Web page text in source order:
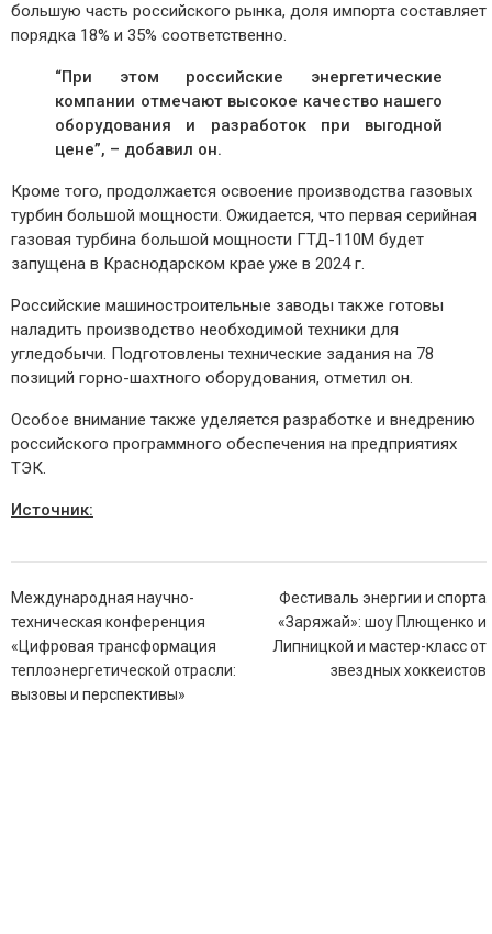
большую часть российского рынка, доля импорта составляет
порядка 18% и 35% соответственно.
“При этом российские энергетические
компании отмечают высокое качество нашего
оборудования и разработок при выгодной
цене”, – добавил он.
Кроме того, продолжается освоение производства газовых
турбин большой мощности. Ожидается, что первая серийная
газовая турбина большой мощности ГТД-110М будет
запущена в Краснодарском крае уже в 2024 г.
Российские машиностроительные заводы также готовы
наладить производство необходимой техники для
угледобычи. Подготовлены технические задания на 78
позиций горно-шахтного оборудования, отметил он.
Особое внимание также уделяется разработке и внедрению
российского программного обеспечения на предприятиях
ТЭК.
Источник:
Навигация
по
записям
Международная научно-
техническая конференция
«Цифровая трансформация
теплоэнергетической отрасли:
вызовы и перспективы»
Фестиваль энергии и спорта
«Заряжай»: шоу Плющенко и
Липницкой и мастер-класс от
звездных хоккеистов